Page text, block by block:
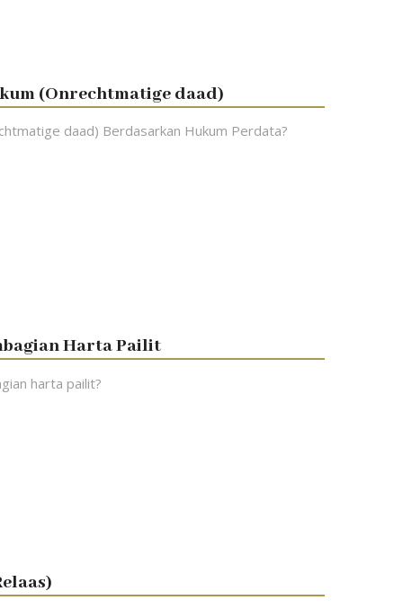
(Onrechtmatige daad)
daad) Berdasarkan Hukum Perdata?
Harta Pailit
harta pailit?